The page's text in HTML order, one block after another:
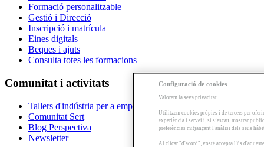
Formació personalitzable
Gestió i Direcció
Inscripció i matrícula
Eines digitals
Beques i ajuts
Consulta totes les formacions
Comunitat i activitats
Tallers d'indústria per a empreses
Comunitat Sert
Blog Perspectiva
Newsletter
Configuració de cookies
Valorem la seva privacitat
Utilitzem cookies pròpies i de tercers per
experiència i servei i, si s’escau, mostrar
preferències mitjançant l'anàlisi dels seus
Al clicar "d'acord", vostè accepta l'ús